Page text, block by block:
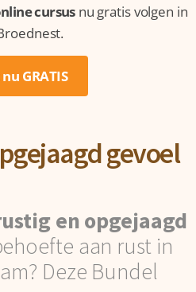
cursusnu gratis volgen in
GRATIS
gevoel
en opgejaagd
aan rust in
Deze Bundel